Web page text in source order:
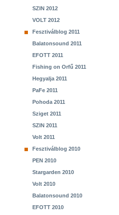
SZIN 2012
VOLT 2012
Fesztiválblog 2011
Balatonsound 2011
EFOTT 2011
Fishing on Orfű 2011
Hegyalja 2011
PaFe 2011
Pohoda 2011
Sziget 2011
SZIN 2011
Volt 2011
Fesztiválblog 2010
PEN 2010
Stargarden 2010
Volt 2010
Balatonsound 2010
EFOTT 2010